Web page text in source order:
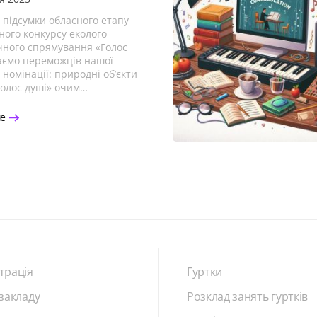
обласного етапу
конкурсу еколого-
спрямування «Голос
переможців нашої
природні об’єкти
душі» очим…
Гуртки
Розклад занять гуртків